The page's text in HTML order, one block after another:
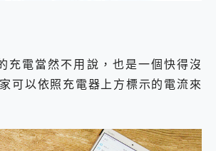
充電當然不用說，也是一個快得沒
可以依照充電器上方標示的電流來